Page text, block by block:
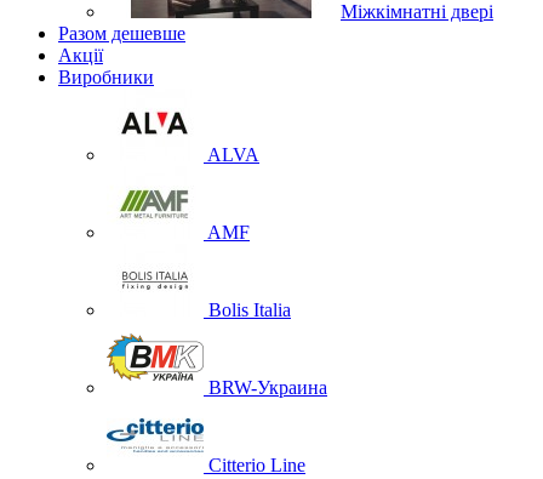
Міжкімнатні двері
Разом дешевше
Акції
Виробники
ALVA
AMF
Bolis Italia
BRW-Украина
Citterio Line